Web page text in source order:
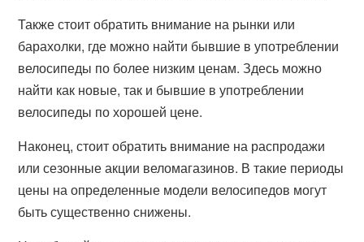
Также стоит обратить внимание на рынки или
барахолки, где можно найти бывшие в употреблении
велосипеды по более низким ценам. Здесь можно
найти как новые, так и бывшие в употреблении
велосипеды по хорошей цене.
Наконец, стоит обратить внимание на распродажи
или сезонные акции веломагазинов. В такие периоды
цены на определенные модели велосипедов могут
быть существенно снижены.